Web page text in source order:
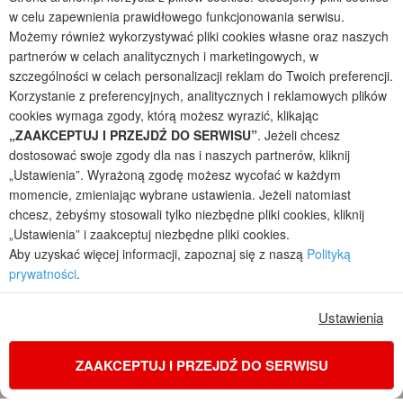
Projekty domów wielorodzinnych
Projekty domów bliźniaczych
Projekty domów nowoczesnych
Projekty domów parterowych
2026 © ARCHON+ Biuro Projektów - Tradycyjne i nowoczesne gotowe
projekty domów - autorska pracownia architektoniczna założona w 1990r.
przez arch. Barbarę Mendel
Z uwagi na ciągłe doskonalenie procesu powstawania projektów (zgodnie z
normą ISO 9001), prezentowane na stronie projekty domów mogą
nieznacznie różnić się od dokumentacji technicznej.
Informujemy, iż w celu optymalizacji treści dostępnych w naszym sklepie,
dostosowania ich do Państwa indywidualnych potrzeb korzystamy z
informacji zapisanych za pomocą plików cookies na urządzeniach
końcowych użytkowników. Pliki cookies użytkownik może kontrolować za
pomocą ustawień swojej przeglądarki internetowej. Dalsze korzystanie z
naszego serwisu internetowego, bez zmiany ustawień przeglądarki
Polityka prywatności
Regulamin sklepu internetowego
Reklamacje
Jak zmienić ustawienia cookies
w celu zapewnienia prawidłowego funkcjonowania serwisu.
Możemy również wykorzystywać pliki cookies własne oraz naszych
partnerów w celach analitycznych i marketingowych, w
szczególności w celach personalizacji reklam do Twoich preferencji.
Korzystanie z preferencyjnych, analitycznych i reklamowych plików
cookies wymaga zgody, którą możesz wyrazić, klikając
„ZAAKCEPTUJ I PRZEJDŹ DO SERWISU”. Jeżeli chcesz
dostosować swoje zgody dla nas i naszych partnerów, kliknij
„Ustawienia”. Wyrażoną zgodę możesz wycofać w każdym
momencie, zmieniając wybrane ustawienia. Jeżeli natomiast
chcesz, żebyśmy stosowali tylko niezbędne pliki cookies, kliknij
„Ustawienia” i zaakceptuj niezbędne pliki cookies.
Aby uzyskać więcej informacji, zapoznaj się z naszą Polityką
prywatności.
Ustawienia
ZAAKCEPTUJ I PRZEJDŹ DO SERWISU